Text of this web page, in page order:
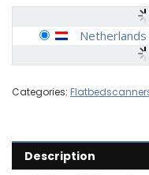
Netherlands
Categories:
Description